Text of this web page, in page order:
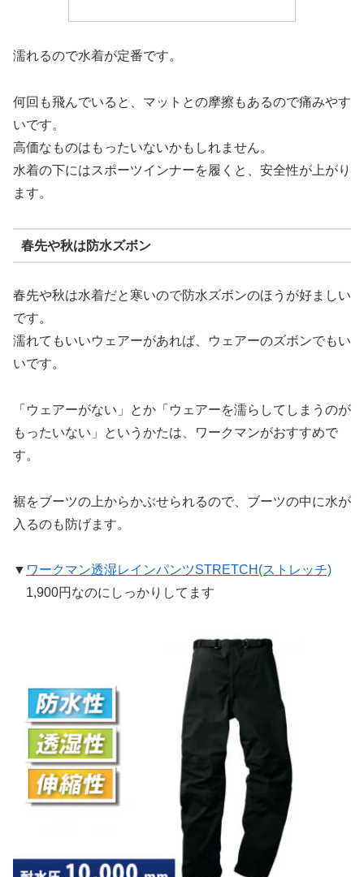
濡れるので水着が定番です。
何回も飛んでいると、マットとの摩擦もあるので痛みやす
いです。
高価なものはもったいないかもしれません。
水着の下にはスポーツインナーを履くと、安全性が上がり
ます。
春先や秋は防水ズボン
春先や秋は水着だと寒いので防水ズボンのほうが好ましい
です。
濡れてもいいウェアーがあれば、ウェアーのズボンでもい
いです。
「ウェアーがない」とか「ウェアーを濡らしてしまうのが
もったいない」というかたは、ワークマンがおすすめで
す。
裾をブーツの上からかぶせられるので、ブーツの中に水が
入るのも防げます。
▼ ワークマン透湿レインパンツSTRETCH(ストレッチ)
1,900円なのにしっかりしてます